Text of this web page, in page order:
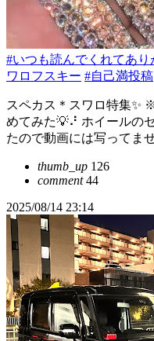
#いつも読んでくれてあり
ワロフスキー #自己満投稿
スペカス＊スワロ特集✨️
めてみた💡⠜ ホイールの
たので動画には写ってま
thumb_up 126
comment44
2025/08/14 23:14